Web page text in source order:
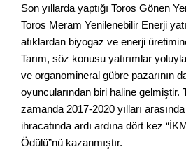
Son yıllarda yaptığı Toros Gönen
Toros Meram Yenilenebilir Enerji
atıklardan biyogaz ve enerji
Tarım, söz konusu yatırımlar
ve organomineral gübre pazarının
oyuncularından biri haline gelmiştir.
zamanda 2017-2020 yılları
ihracatında ardı ardına dört kez
Ödülü”nü kazanmıştır.